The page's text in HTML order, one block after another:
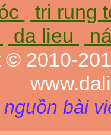
tri rung
da lieu
© 2010-
bài